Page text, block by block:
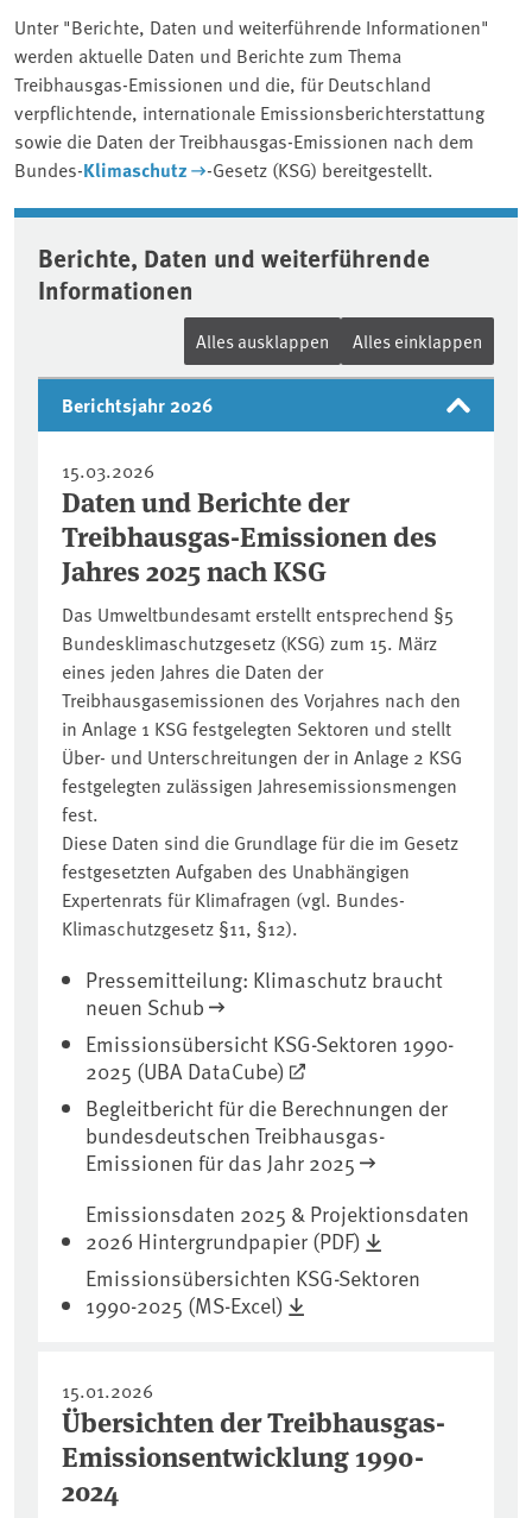
Unter "Berichte, Daten und weiterführende Informationen"
werden aktuelle Daten und Berichte zum Thema
Treibhausgas-Emissionen und die, für Deutschland
verpflichtende, internationale Emissionsberichterstattung
sowie die Daten der Treibhausgas-Emissionen nach dem
Bundes-Klimaschutz -Gesetz (KSG) bereitgestellt.
Berichte, Daten und weiterführende
Informationen
Alles ausklappen Alles einklappen
Berichtsjahr 2026
15.03.2026
Daten und Berichte der
Treibhausgas-Emissionen des
Jahres 2025 nach KSG
Das Umweltbundesamt erstellt entsprechend §5
Bundesklimaschutzgesetz (KSG) zum 15. März
eines jeden Jahres die Daten der
Treibhausgasemissionen des Vorjahres nach den
in Anlage 1 KSG festgelegten Sektoren und stellt
Über- und Unterschreitungen der in Anlage 2 KSG
festgelegten zulässigen Jahresemissionsmengen
fest.
Diese Daten sind die Grundlage für die im Gesetz
festgesetzten Aufgaben des Unabhängigen
Expertenrats für Klimafragen (vgl. Bundes-
Klimaschutzgesetz §11, §12).
Pressemitteilung: Klimaschutz braucht
neuen Schub
Emissionsübersicht KSG-Sektoren 1990-
2025 (UBA DataCube)
Begleitbericht für die Berechnungen der
bundesdeutschen Treibhausgas-
Emissionen für das Jahr 2025
Emissionsdaten 2025 & Projektionsdaten
2026 Hintergrundpapier (PDF)
Emissionsübersichten KSG-Sektoren
1990-2025 (MS-Excel)
15.01.2026
Übersichten der Treibhausgas-
Emissionsentwicklung 1990-
2024